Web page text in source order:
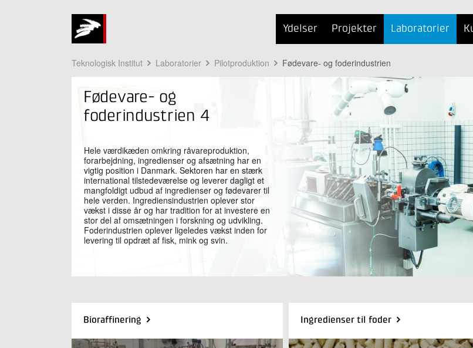
Ydelser Projekter Laboratorier
Teknologisk Institut Laboratorier Pilotproduktion Fødevare- og foderindustrien
Fødevare- og
foderindustrien 4
Hele værdikæden omkring råvareproduktion,
forarbejdning, ingredienser og afsætning har en
vigtig position i Danmark. Sektoren har en stærk
international tilstedeværelse og leverer dagligt et
mangfoldigt udbud af ingredienser og fødevarer til
hele verden. Ingrediensindustrien oplever stor
vækst i disse år og har tradition for at investere en
stor del af omsætningen i forskning og udvikling.
Foderindustrien oplever ligeledes vækst inden for
levering til opdræt af fisk, mink og svin.
Bioraffinering Ingredienser til foder